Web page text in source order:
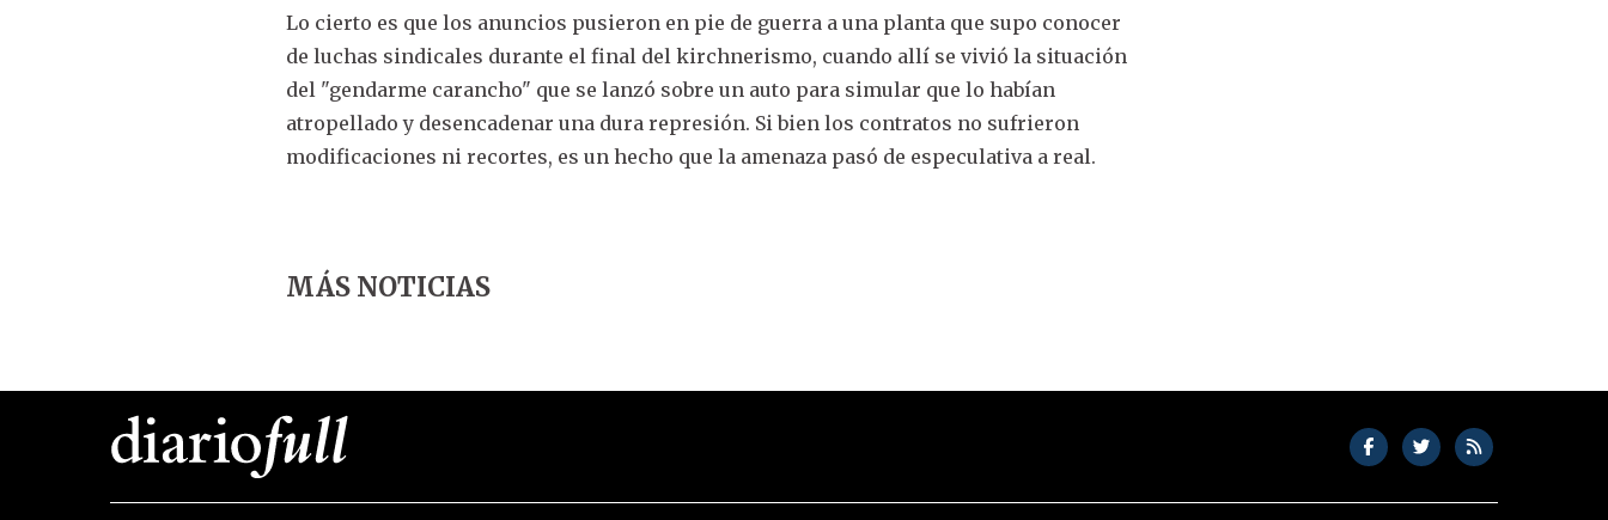
Lo cierto es que los anuncios pusieron en pie de guerra a una planta que supo conocer
de luchas sindicales durante el final del kirchnerismo, cuando allí se vivió la situación
del "gendarme carancho" que se lanzó sobre un auto para simular que lo habían
atropellado y desencadenar una dura represión. Si bien los contratos no sufrieron
modificaciones ni recortes, es un hecho que la amenaza pasó de especulativa a real.
MÁS NOTICIAS